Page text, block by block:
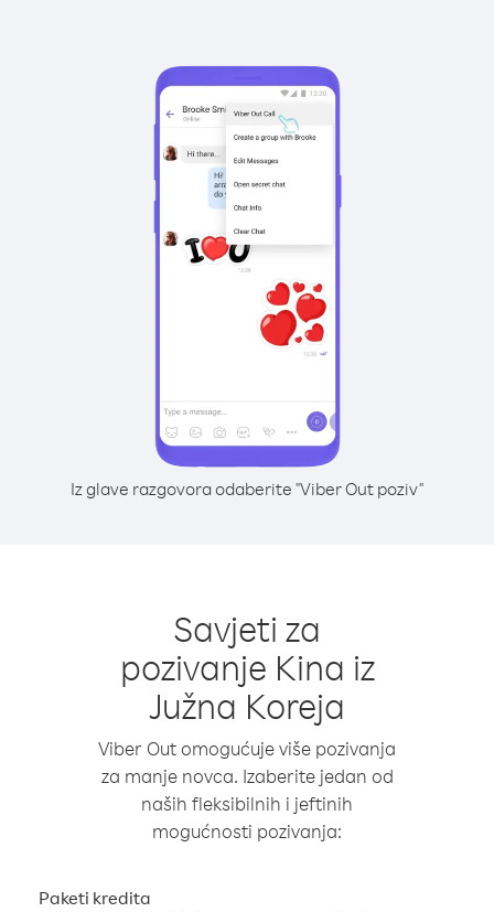
Iz glave razgovora odaberite "Viber Out poziv"
Savjeti za
pozivanje Kina iz
Južna Koreja
Viber Out omogućuje više pozivanja
za manje novca. Izaberite jedan od
naših fleksibilnih i jeftinih
mogućnosti pozivanja:
Paketi kredita